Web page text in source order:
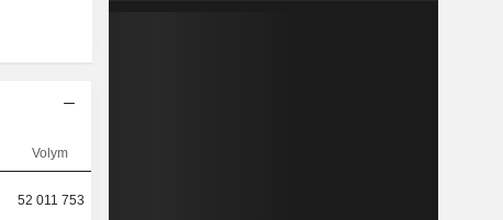
Volym
52 011 753